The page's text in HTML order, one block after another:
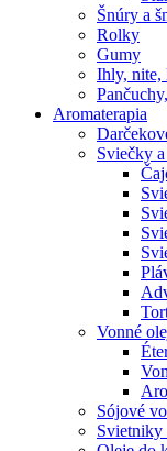
Šnúry a
Rolky
Gumy
Ihly, nite,
Aromaterapia
Sviečky
Vonné
Sójové
Svietniky